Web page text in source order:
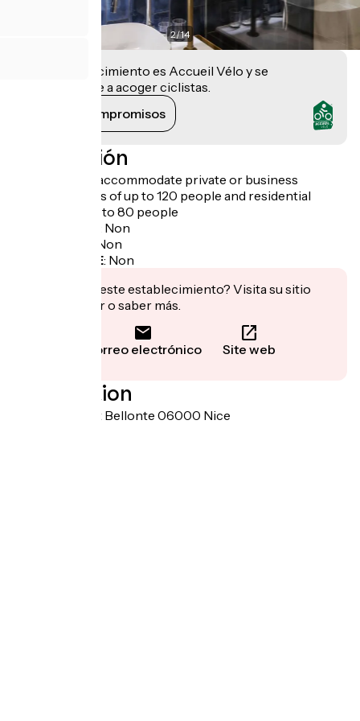
2/14
Este establecimiento es Accueil Vélo y se
compromete a acoger ciclistas.
Ver sus compromisos
Descripción
The hotel can accommodate private or business
banquet groups of up to 120 people and residential
seminars of up to 80 people
Non
Non
Recharge VAE: Non
¿Te interesa este establecimiento? Visita su sitio
para reservar o saber más.
Correo electrónico Site web
Localisation
2 rue Costes et Bellonte 06000 Nice